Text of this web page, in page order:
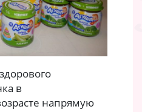
в
напрямую